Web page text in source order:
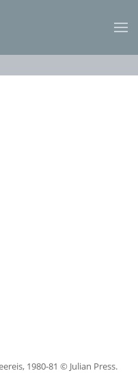
1980-81 © Julian Press.